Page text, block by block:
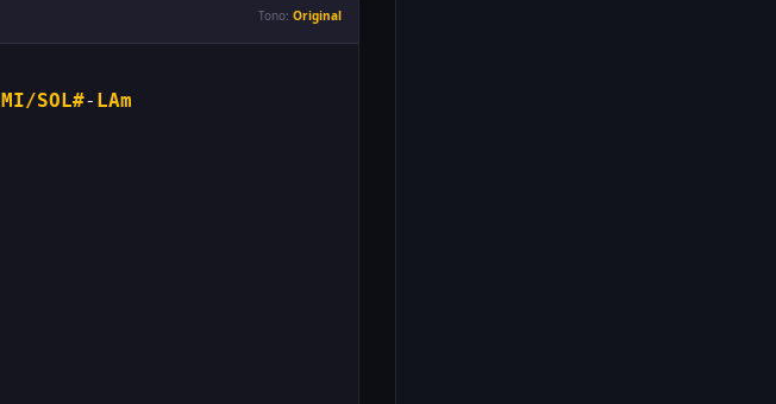
Tono: Original
MI/SOL#- LAm